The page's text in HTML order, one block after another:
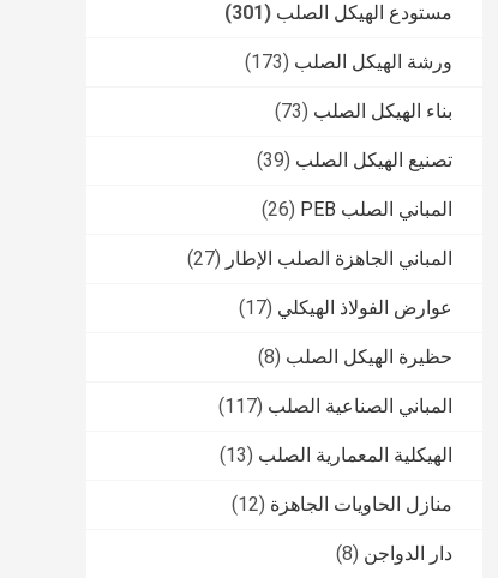
مستودع الهيكل الصلب (301)
ورشة الهيكل الصلب (173)
بناء الهيكل الصلب (73)
تصنيع الهيكل الصلب (39)
المباني الصلب PEB (26)
المباني الجاهزة الصلب الإطار (27)
عوارض الفولاذ الهيكلي (17)
حظيرة الهيكل الصلب (8)
المباني الصناعية الصلب (117)
الهيكلية المعمارية الصلب (13)
منازل الحاويات الجاهزة (12)
دار الدواجن (8)